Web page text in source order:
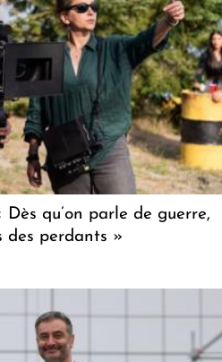
Dès qu’on parle de guerre,
des perdants »